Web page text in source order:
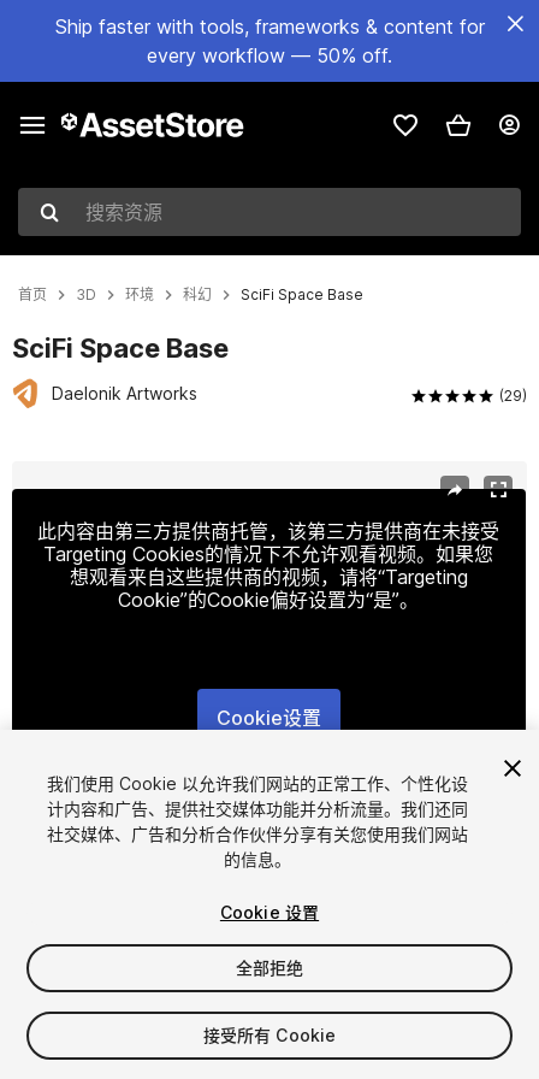
Ship faster with tools, frameworks & content for
every workflow — 50% off.
搜索资源
首页 3D 环境 科幻 SciFi Space Base
SciFi Space Base
Daelonik Artworks (29)
此内容由第三方提供商托管，该第三方提供商在未接受
Targeting Cookies的情况下不允许观看视频。如果您
想观看来自这些提供商的视频，请将“Targeting
Cookie”的Cookie偏好设置为“是”。
Cookie设置
1/41
$69.50
增值税将在结算时计算
我们使用 Cookie 以允许我们网站的正常工作、个性化设
计内容和广告、提供社交媒体功能并分析流量。我们还同
社交媒体、广告和分析合作伙伴分享有关您使用我们网站
的信息。
Cookie 设置
全部拒绝
接受所有 Cookie